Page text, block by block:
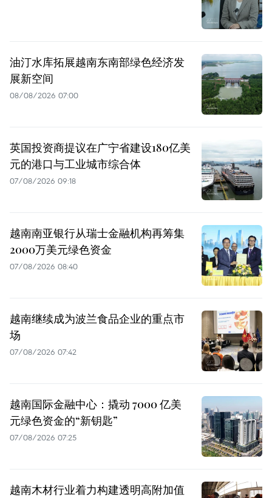
油汀水库拓展越南东南部绿色经济发
展新空间
08/08/2026 07:00
英国投资商提议在广宁省建设180亿美
元的港口与工业城市综合体
07/08/2026 09:18
越南南亚银行从瑞士金融机构再筹集
2000万美元绿色资金
07/08/2026 08:40
越南继续成为波兰食品企业的重点市
场
07/08/2026 07:42
越南国际金融中心：撬动 7000 亿美
元绿色资金的“新钥匙”
07/08/2026 07:25
越南木材行业着力构建透明高附加值